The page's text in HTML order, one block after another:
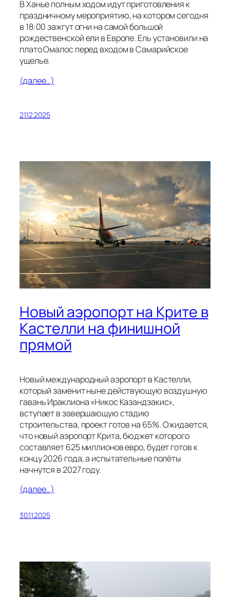
В Ханье полным ходом идут приготовления к
праздничному мероприятию, на котором сегодня
в 18:00 зажгут огни на самой большой
рождественской ели в Европе. Ель установили на
плато Омалос перед входом в Самарийское
ущелье.
(далее…)
21.12.2025
Новый аэропорт на Крите в
Кастелли на финишной
прямой
Новый международный аэропорт в Кастелли,
который заменит ныне действующую воздушную
гавань Ираклиона «Никос Казандзакис»,
вступает в завершающую стадию
строительства, проект готов на 65%. Ожидается,
что новый аэропорт Крита, бюджет которого
составляет 625 миллионов евро, будет готов к
концу 2026 года, а испытательные полёты
начнутся в 2027 году.
(далее…)
30.11.2025